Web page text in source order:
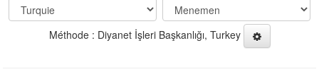
Méthode : Diyanet İşleri Başkanlığı, Turkey